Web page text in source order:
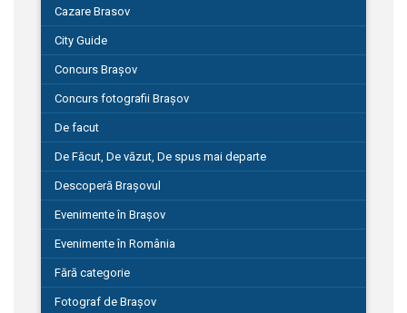
Cazare Brasov
City Guide
Concurs Brașov
Concurs fotografii Brașov
De facut
De Făcut, De văzut, De spus mai departe
Descoperă Brașovul
Evenimente în Brașov
Evenimente în România
Fără categorie
Fotograf de Brașov